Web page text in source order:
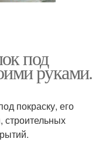
под
руками.
покраску, его
строительных